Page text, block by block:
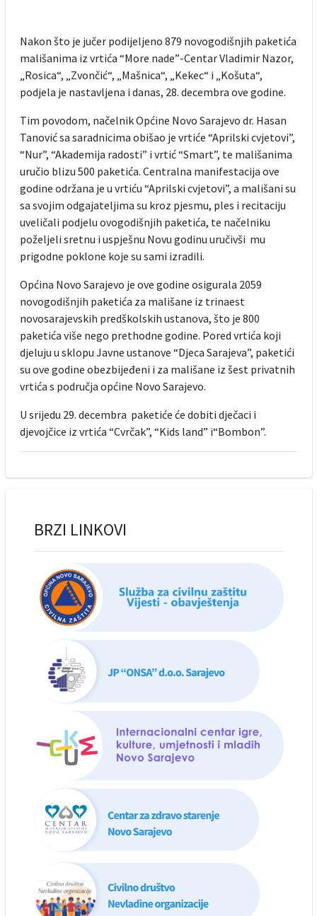
Nakon što je jučer podijeljeno 879 novogodišnjih paketića
mališanima iz vrtića “More nade”-Centar Vladimir Nazor,
„Rosica“, „Zvončić“, „Mašnica“, „Kekec“ i „Košuta“,
podjela je nastavljena i danas, 28. decembra ove godine.
Tim povodom, načelnik Općine Novo Sarajevo dr. Hasan
Tanović sa saradnicima obišao je vrtiće “Aprilski cvjetovi”,
“Nur”, “Akademija radosti” i vrtić “Smart”, te mališanima
uručio blizu 500 paketića. Centralna manifestacija ove
godine održana je u vrtiću “Aprilski cvjetovi”, a mališani su
sa svojim odgajateljima su kroz pjesmu, ples i recitaciju
uveličali podjelu ovogodišnjih paketića, te načelniku
poželjeli sretnu i uspješnu Novu godinu uručivši mu
prigodne poklone koje su sami izradili.
Općina Novo Sarajevo je ove godine osigurala 2059
novogodišnjih paketića za mališane iz trinaest
novosarajevskih predškolskih ustanova, što je 800
paketića više nego prethodne godine. Pored vrtića koji
djeluju u sklopu Javne ustanove “Djeca Sarajeva”, paketići
su ove godine obezbijeđeni i za mališane iz šest privatnih
vrtića s područja općine Novo Sarajevo.
U srijedu 29. decembra paketiće će dobiti dječaci i
djevojčice iz vrtića “Cvrčak”, “Kids land” i“Bombon”.
BRZI LINKOVI